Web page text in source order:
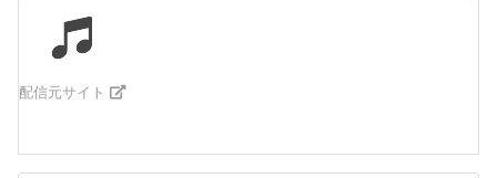
配信元サイト